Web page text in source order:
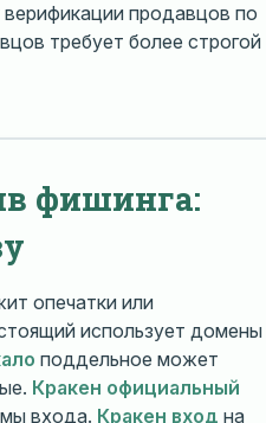
продавцов по
требует более строгой
фишинга:
опечатки или
использует домены
поддельное может
Кракен официальный
входа. Кракен вход на